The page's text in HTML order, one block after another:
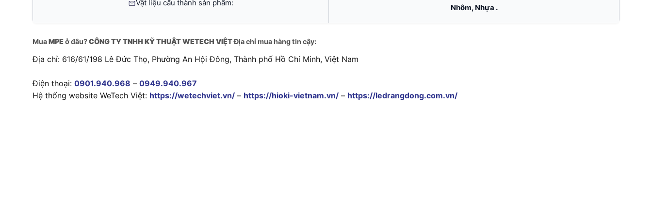
Vật liệu cấu thành sản phẩm:
Nhôm, Nhựa .
MuaMPEở đâu?CÔNG TY TNHH KỸ THUẬT WETECH VIỆTĐịa chỉ mua hàng tin cậy:
Địa chỉ: 616/61/198 Lê Đức Thọ, Phường An Hội Đông, Thành phố Hồ Chí Minh, Việt Nam
Điện thoại: 0901.940.968 – 0949.940.967
Hệ thống website WeTech Việt: https://wetechviet.vn/ – https://hioki-vietnam.vn/ – https://ledrangdong.com.vn/